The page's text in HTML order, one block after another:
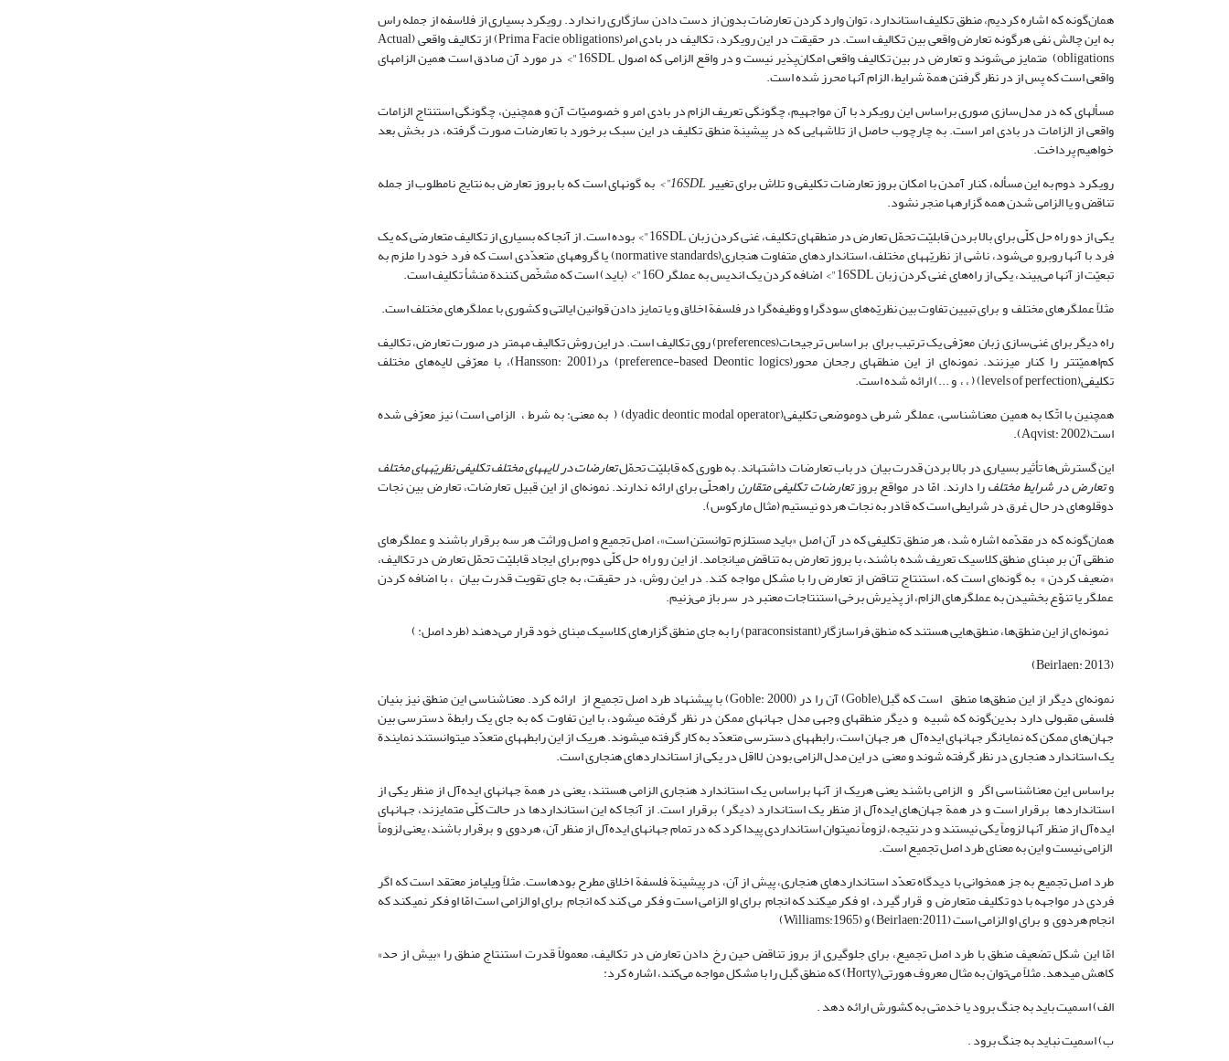
همان‌گونه که اشاره کردیم، منطق تکلیف استاندارد، توان وارد کردن تعارضات بدون از دست دادن سازگاری را ندارد. رویکرد بسیاری از فلاسفه از جمله راس
به این چالش نفی هرگونه تعارض واقعی بین تکالیف است. در حقیقت در این رویکرد، تکالیف در بادی امر(Prima Facie obligations) از تکالیف واقعی (Actual
obligations) متمایز می‌شوند و تعارض در بین تکالیف واقعی امکان‌پذیر نیست و در واقع الزامی که اصول 16SDL"> در مورد آن صادق است همین الزام­های
واقعی است که پس از در نظر گرفتن همة شرایط، الزام آنها محرز شده است.
مسأله­ای که در مدل‌سازی صوری براساس این رویکرد با آن مواجهیم، چگونگی تعریف الزام در بادی امر و خصوصیّات آن و همچنین، چگونگی استنتاج الزامات
واقعی از الزامات در بادی امر است. به چارچوب حاصل از تلاش­هایی که در پیشینة منطق تکلیف در این سبک برخورد با تعارضات صورت گرفته، در بخش بعد
خواهیم پرداخت.
رویکرد دوم به این مسأله، کنار آمدن با امکان بروز تعارضات تکلیفی و تلاش برای تغییر16SDL"> به گونه­ای است که با بروز تعارض به نتایج نامطلوب از جمله
تناقض و یا الزامی شدن همه گزاره­ها منجر نشود.
یکی از دو راه حل کلّی برای بالا بردن قابلیّت تحمّل تعارض در منطق­های تکلیف، غنی کردن زبان
16SDL"> بوده است. از آنجا که بسیاری از تکالیف متعارضی که یک
فرد با آنها روبرو می‌شود، ناشی از نظریّه­های مختلف، استانداردهای متفاوت هنجاری(normative standards) یا گروه­های متعدّدی است که فرد خود را ملزم به
تبعیّت از آنها می‌بیند، یکی از راه‌های غنی کردن زبان16SDL"> اضافه کردن یک اندیس به عملگر
16O"> (باید) است که مشخّص کنندة منشأ تکلیف است.
مثلاً عملگرهای مختلف و برای تبیین تفاوت بین نظریّه‌های سودگرا و وظیفه‌گرا در فلسفة اخلاق و یا تمایز دادن قوانین ایالتی و کشوری با عملگرهای مختلف است.
راه دیگر برای غنی‌سازی زبان معرّفی یک ترتیب برای بر اساس ترجیحات(preferences) روی تکالیف است. در این روش تکالیف مهم­تر در صورت تعارض، تکالیف
کم­‌اهمیّت­تر را کنار می­زنند. نمونه‌ای از این منطق­های رجحان محور(preference-based Deontic logics) در(Hansson: 2001)، با معرّفی لایه‌های مختلف
تکلیفی(levels of perfection) ( ، ، و ...) ارائه شده است.
همچنین با اتّکا به همین معناشناسی، عملگر شرطی دوموضعی تکلیفی(dyadic deontic modal operator) ( به معنی: به شرط ، الزامی است) نیز معرّفی شده
است(Aqvist: 2002).
این گسترش‌ها تأثیر بسیاری در بالا بردن قدرت بیان در باب تعارضات داشته­اند. به طوری که قابلیّت تحمّلتعارضات در لایه­های مختلف تکلیفی نظریّه­های مختلف
وتعارض در شرایط مختلفرا دارند. امّا در مواقع بروزتعارضات تکلیفی متقارنراه­حلّی برای ارائه ندارند. نمونه‌ای از این قبیل تعارضات، تعارض بین نجات
دوقلوهای در حال غرق در شرایطی است که قادر به نجات هردو نیستیم (مثال مارکوس).
همان‌گونه که در مقدّمه اشاره شد، هر منطق تکلیفی که در آن اصل «باید مستلزم توانستن است»، اصل تجمیع و اصل وراثت هر سه برقرار باشند و عملگر­های
منطقی آن بر مبنای منطق کلاسیک تعریف شده باشند، با بروز تعارض به تناقض می­انجامد. از این رو راه حل کلّی دوم برای ایجاد قابلیّت تحمّل تعارض در تکالیف،
«ضعیف کردن » به گونه‌ای است که، استنتاج تناقض از تعارض را با مشکل مواجه کند. در این روش، در حقیقت، به جای تقویت قدرت بیان ، با اضافه کردن
عملگر یا تنوّع بخشیدن به عملگر‌های الزام، از پذیرش برخی استنتاجات معتبر در سر باز می‌زنیم.
نمونه‌ای از این منطق‌ها، منطق‌هایی هستند که منطق فراسازگار(paraconsistant) را به جای منطق گزاره­ای کلاسیک مبنای خود قرار می‌دهند (طرد اصل: )
(Beirlaen: 2013)
نمونه‌ای دیگر از این منطق‌ها منطق است که گبل(Goble) آن را در (Goble: 2000) با پیشنهاد طرد اصل تجمیع از ارائه کرد. معناشناسی این منطق نیز بنیان
فلسفی مقبولی دارد بدین‌گونه که شبیه و دیگر منطق­های وجهی مدل جهان­های ممکن در نظر گرفته می­شود، با این تفاوت که به جای یک رابطة دسترسی بین
جهان‌های ممکن که نمایانگر جهان­های ایده‌آل هر جهان است، رابطه­های دسترسی متعدّد به کار گرفته می­شوند. هریک از این رابطه­های متعدّد می­توانستند نمایندة
یک استاندارد هنجاری در نظر گرفته شوند و معنی در این مدل الزامی بودن لااقل در یکی از استاندارد­های هنجاری است.
براساس این معناشناسی اگر و الزامی باشند یعنی هریک از آنها براساس یک استاندارد هنجاری الزامی هستند، یعنی در همة جهان­های ایده‌آل از منظر یکی از
استانداردها برقرار است و در همة جهان‌های ایده‌آل از منظر یک استاندارد (دیگر) برقرار است. از آنجا که این استانداردها در حالت کلّی متمایزند، جهان­های
ایده‌آل از منظر آ­نها لزوماً یکی نیستند و در نتیجه، لزوماً نمی­توان استانداردی پیدا کرد که در تمام جهان­های ایده‌آل از منظر آن، هردوی و برقرار باشند، یعنی لزوماً
الزامی نیست و این به معنای طرد اصل تجمیع است.
طرد اصل تجمیع به جز هم­خوانی با دیدگاه تعدّد استانداردهای هنجاری، پیش از آن، در پیشینة فلسفة اخلاق مطرح بوده­است. مثلاً ویلیامز معتقد است که اگر
فردی در مواجهه با دو تکلیف متعارض و قرار گیرد، او فکر می­کند که انجام برای او الزامی است و فکر می کند که انجام برای او الزامی است امّا او فکر نمی­کند که
انجام هردوی و برای او الزامی است (Beirlaen:2011) و (Williams:1965)
امّا این شکل تضعیف منطق با طرد اصل تجمیع، برای جلوگیری از بروز تناقض حین رخ دادن تعارض در تکالیف، معمولاً قدرت استنتاج منطق را «بیش از حد»
کاهش می­دهد. مثلاً می‌توان به مثال معروف هورتی(Horty) که منطق گبل را با مشکل مواجه می‌کند، اشاره کرد:
الف) اسمیت باید به جنگ برود یا خدمتی به کشورش ارائه دهد .
ب) اسمیت نباید به جنگ برود .